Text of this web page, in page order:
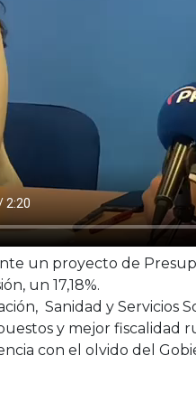
un proyecto de
un 17,18%.
Sanidad y Servicios
y mejor fiscalidad
con el olvido del